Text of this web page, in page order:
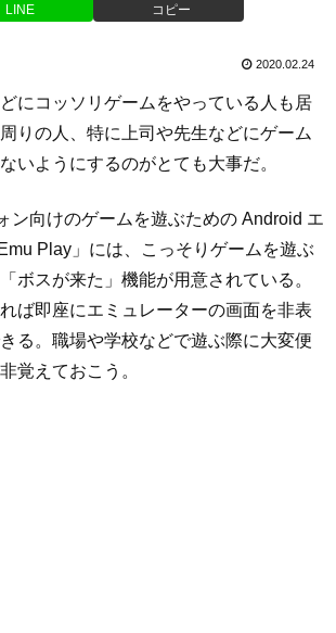
LINE コピー
2020.02.24
にコッソリゲームをやっている人も居
りの人、特に上司や先生などにゲーム
いようにするのがとても大事だ。
ン向けのゲームを遊ぶための Android エ
Play」には、こっそりゲームを遊ぶ
ボスが来た」機能が用意されている。
ば即座にエミュレーターの画面を非表
る。職場や学校などで遊ぶ際に大変便
覚えておこう。